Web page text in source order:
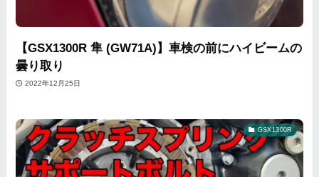
【GSX1300R 隼 (GW71A)】車検の前にハイビームの
曇り取り
2022年12月25日
GSX1300R